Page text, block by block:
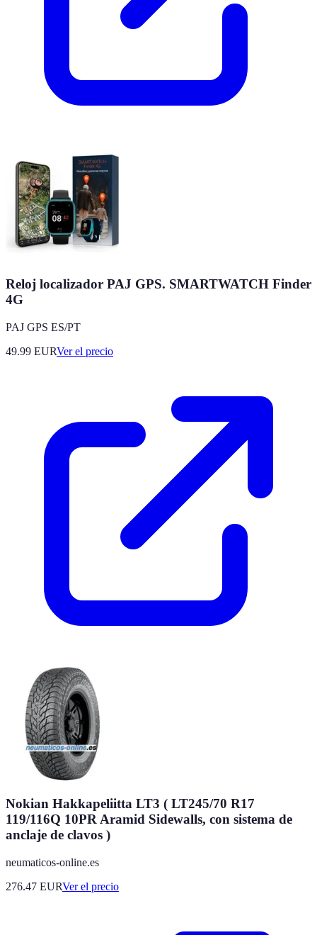
Reloj localizador PAJ GPS. SMARTWATCH Finder
4G
PAJ GPS ES/PT
49.99 EURVer el precio
Nokian Hakkapeliitta LT3 ( LT245/70 R17
119/116Q 10PR Aramid Sidewalls, con sistema de
anclaje de clavos )
neumaticos-online.es
276.47 EURVer el precio